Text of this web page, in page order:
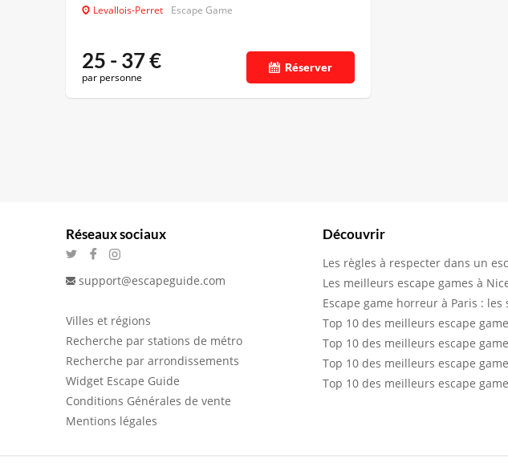
Levallois-Perret Escape Game
25 - 37€
par personne
Réserver
Réseaux sociaux
support@escapeguide.com
Villes et régions
Recherche par stations de métro
Recherche par arrondissements
Widget Escape Guide
Conditions Générales de vente
Mentions légales
Découvrir
Les règles à respecter dans un
Les meilleurs escape games à
Escape game horreur à Paris :
Top 10 des meilleurs escape
Top 10 des meilleurs escape
Top 10 des meilleurs escape
Top 10 des meilleurs escape